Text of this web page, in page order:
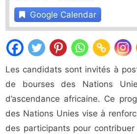
Google Calendar
Les candidats sont invités à
de bourses des Nations
d’ascendance africaine. Ce
des Nations Unies vise à
des participants pour